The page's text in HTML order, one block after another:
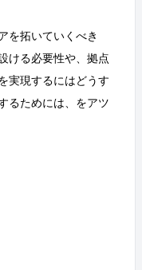
を拓いていくべき
ける必要性や、拠点
実現するにはどうす
るためには、をアツ